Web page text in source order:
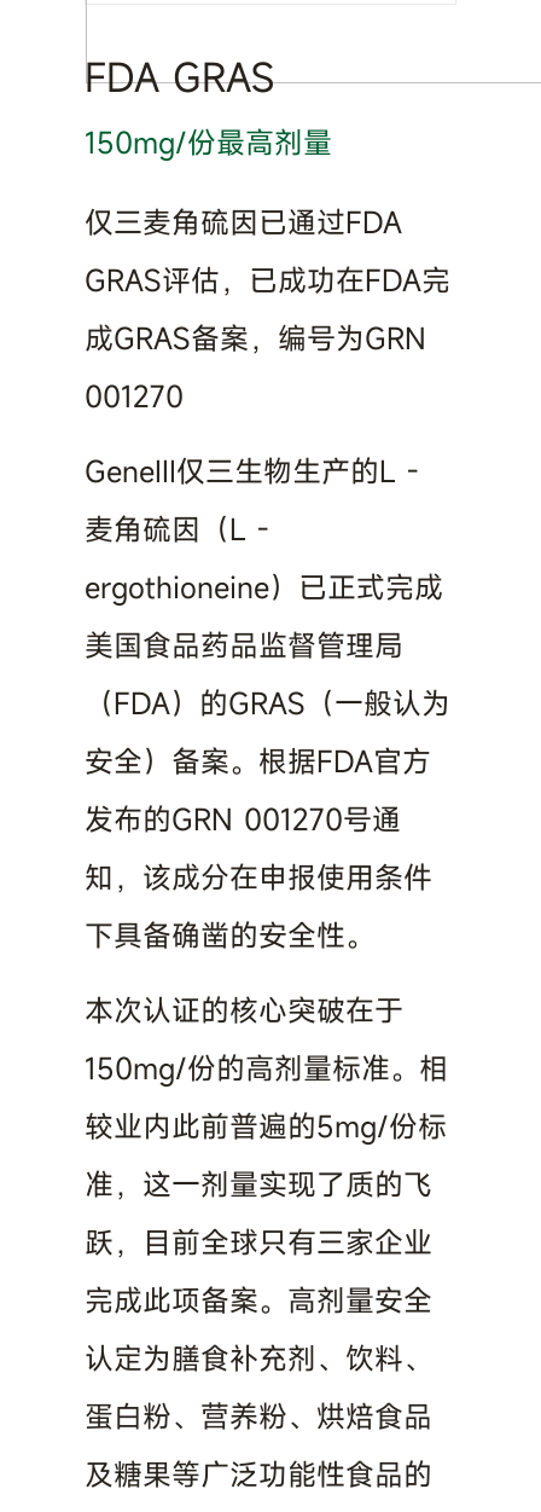
FDA GRAS
150mg/份最高剂量
仅三麦角硫因已通过FDA
GRAS评估，已成功在FDA完
成GRAS备案，编号为GRN
001270
GeneIII仅三生物生产的L -
麦角硫因（L -
ergothioneine）已正式完成
美国食品药品监督管理局
（FDA）的GRAS（一般认为
安全）备案。根据FDA官方
发布的GRN 001270号通
知，该成分在申报使用条件
下具备确凿的安全性。
本次认证的核心突破在于
150mg/份的高剂量标准。相
较业内此前普遍的5mg/份标
准，这一剂量实现了质的飞
跃，目前全球只有三家企业
完成此项备案。高剂量安全
认定为膳食补充剂、饮料、
蛋白粉、营养粉、烘焙食品
及糖果等广泛功能性食品的